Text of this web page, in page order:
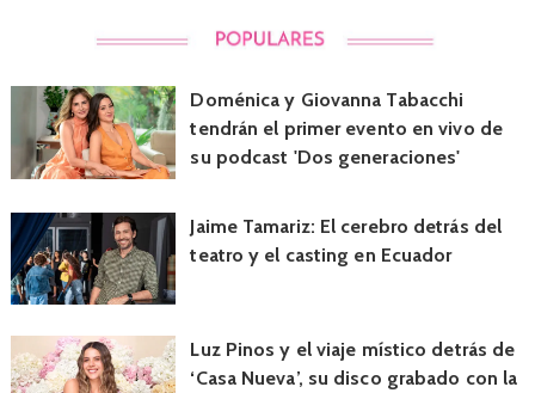
Doménica y Giovanna Tabacchi
tendrán el primer evento en vivo de
su podcast 'Dos generaciones'
Jaime Tamariz: El cerebro detrás del
teatro y el casting en Ecuador
Luz Pinos y el viaje místico detrás de
‘Casa Nueva’, su disco grabado con la